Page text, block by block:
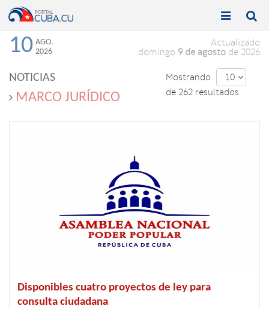
Toggle

Toggle

10 AGO.
2026
Actualizado
domingo 9 de agosto de 2026
NOTICIAS
MARCO JURÍDICO
Mostrando 10 
de 262 resultados
Disponibles cuatro proyectos de ley para
consulta ciudadana